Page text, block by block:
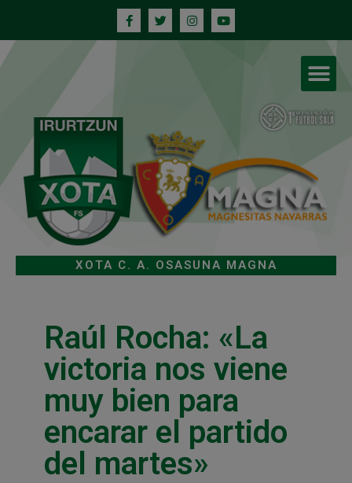
XOTA C. A. OSASUNA MAGNA
Raúl Rocha: «La
victoria nos viene
muy bien para
encarar el partido
del martes»